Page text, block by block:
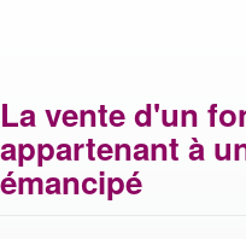
La vente d'un
appartenant à
émancipé